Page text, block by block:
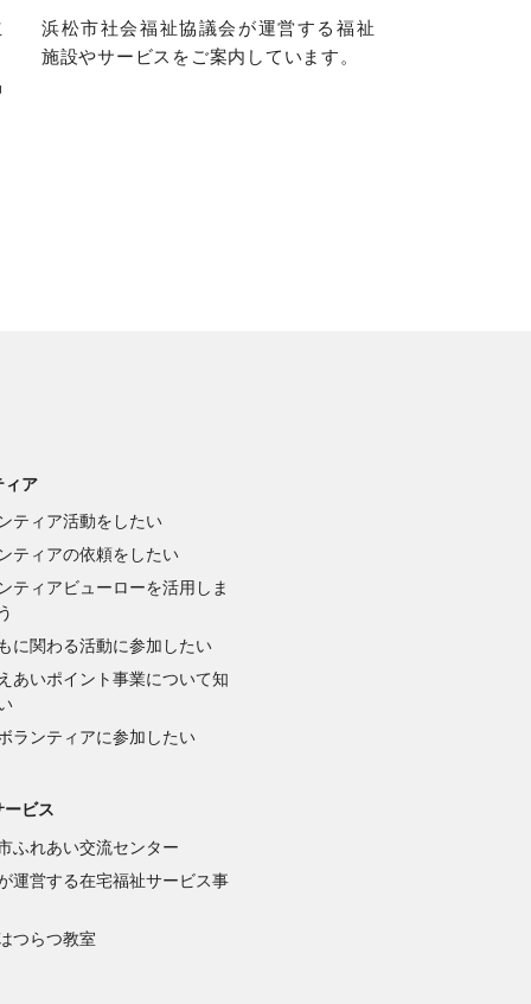
浜松市社会福祉協議会が運営する福祉
施設やサービスをご案内しています。
ィア
ティア活動をしたい
ティアの依頼をしたい
ティアビューローを活用しま
に関わる活動に参加したい
あいポイント事業について知
ランティアに参加したい
ービス
ふれあい交流センター
運営する在宅福祉サービス事
つらつ教室